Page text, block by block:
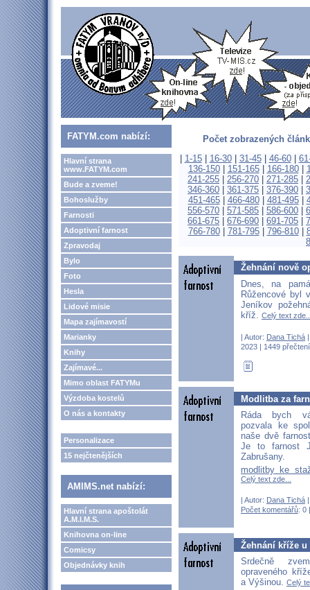
FATYM.com nabízí:
Hlavní strana
www.FATYM.com
Bude a zveme!
Bohoslužby
Farnosti
Adoptivní farnost
Zpravodaj
Bylo
Foto
Hesla
Lidové misie
Mapa zajímavostí
Marianky
Knihy
Zajímavé...
Mimo oblast FATYMu
Výzdoba kostelů
O nás a kontakty
Personalizace
15 nejčtenějších
AMIMS.net nabízí:
Hlavní strana apoštolát
A.M.I.M.S.
Knihovna on-line
Comicsy
Objednávky knih
Počet zobrazených
1-15| 16-30| 31-45| 46-60|
136-150| 151-165| 166-180|
241-255
256-270 271-285
346-360
361-375 376-390
451-465| 466-480| 481-495|
556-570
571-585 586-600
661-675
676-690 691-705
766-780| 781-795| 796-810|
Žehnání nově
Dnes, na
Růžencové byl
Jeníkov
kříž.
Celý text
| Autor: Dana Tichá
2023 | 1449
Modlitba za
Ráda bych
pozvala ke
naše dvě
Je to farnost
Zabrušany.
modlitby ke
Celý text zde...
| Autor: Dana Tichá
Počet komentářů: 0
Žehnání kříže u
Srdečně
opraveného
a Výšinou. Celý